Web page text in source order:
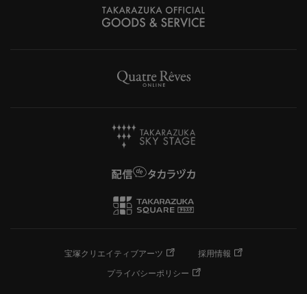
宝塚クリエイティブアーツ
採用情報
プライバシーポリシー